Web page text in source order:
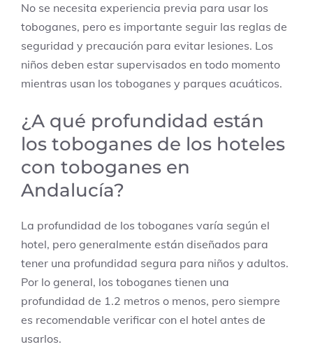
No se necesita experiencia previa para usar los
toboganes, pero es importante seguir las reglas de
seguridad y precaución para evitar lesiones. Los
niños deben estar supervisados en todo momento
mientras usan los toboganes y parques acuáticos.
¿A qué profundidad están
los toboganes de los hoteles
con toboganes en
Andalucía?
La profundidad de los toboganes varía según el
hotel, pero generalmente están diseñados para
tener una profundidad segura para niños y adultos.
Por lo general, los toboganes tienen una
profundidad de 1.2 metros o menos, pero siempre
es recomendable verificar con el hotel antes de
usarlos.